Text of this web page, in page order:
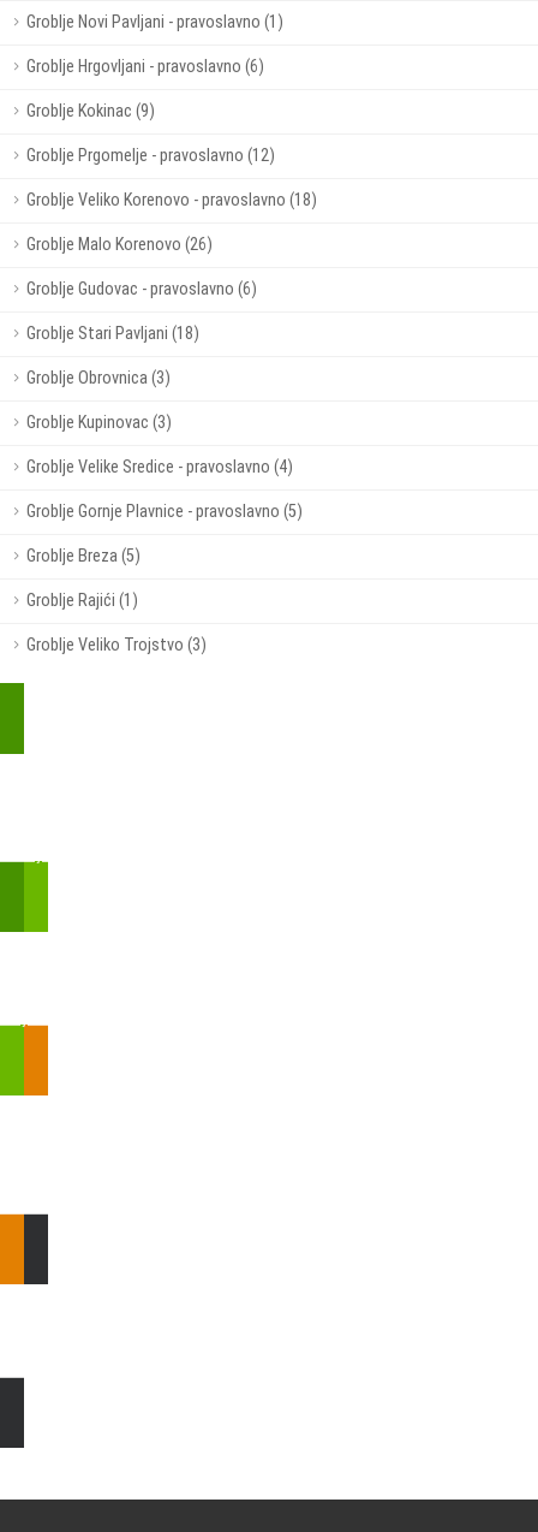
Groblje Novi Pavljani - pravoslavno (1)
Groblje Hrgovljani - pravoslavno (6)
Groblje Kokinac (9)
Groblje Prgomelje - pravoslavno (12)
Groblje Veliko Korenovo - pravoslavno (18)
Groblje Malo Korenovo (26)
Groblje Gudovac - pravoslavno (6)
Groblje Stari Pavljani (18)
Groblje Obrovnica (3)
Groblje Kupinovac (3)
Groblje Velike Sredice - pravoslavno (4)
Groblje Gornje Plavnice - pravoslavno (5)
Groblje Breza (5)
Groblje Rajići (1)
Groblje Veliko Trojstvo (3)